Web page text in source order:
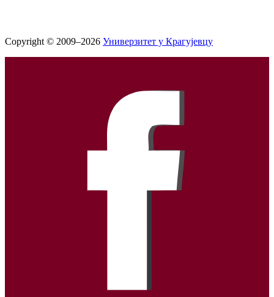
Copyright © 2009–2026 Универзитет у Крагујевцу